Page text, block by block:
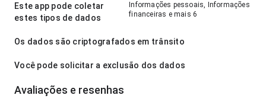
Este app pode coletar
estes tipos de dados
Informações pessoais, Informações
financeiras e mais 6
Os dados são criptografados em trânsito
Você pode solicitar a exclusão dos dados
Avaliações e resenhas